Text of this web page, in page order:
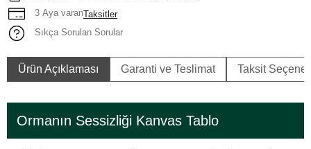
3 Aya varanTaksitler
Sıkça Sorulan Sorular
Ürün Açıklaması Garanti ve Teslimat Taksit
Ormanın Sessizliği Kanvas Tablo